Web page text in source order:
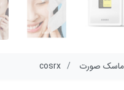
ماسک صورت cosrx